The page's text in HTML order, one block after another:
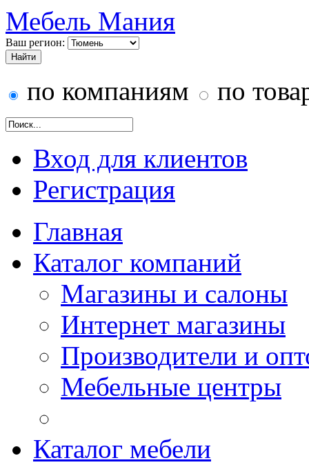
Мебель Мания
Ваш регион:
по компаниям по
Вход для клиентов
Регистрация
Главная
Каталог компаний
Магазины и салоны
Интернет магазины
Производители и
Мебельные центры
Каталог мебели